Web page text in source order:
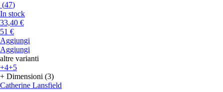
(47)
In stock
33,40 €
51 €
Aggiungi
Aggiungi
altre varianti
+4+5
+ Dimensioni (3)
Catherine Lansfield